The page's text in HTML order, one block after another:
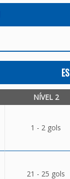
NÍVEL 2
1 - 2 gols
21 - 25 gols